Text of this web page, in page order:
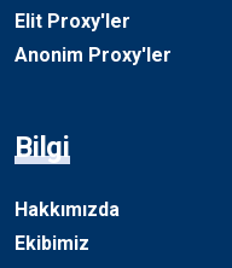
Elit Proxy'ler
Anonim Proxy'ler
Bilgi
Hakkımızda
Ekibimiz